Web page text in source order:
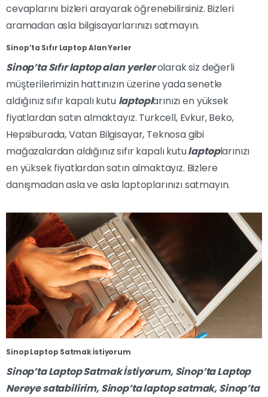
cevaplarını bizleri arayarak öğrenebilirsiniz. Bizleri
aramadan asla bilgisayarlarınızı satmayın.
Sinop’ta Sıfır Laptop Alan Yerler
Sinop’ta Sıfır laptop alan yerlerolarak siz değerli
müşterilerimizin hattınızın üzerine yada senetle
aldığınız sıfır kapalı kutu laptoplarınızı en yüksek
fiyatlardan satın almaktayız. Turkcell, Evkur, Beko,
Hepsiburada, Vatan Bilgisayar, Teknosa gibi
mağazalardan aldığınız sıfır kapalı kutulaptoplarınızı
en yüksek fiyatlardan satın almaktayız. Bizlere
danışmadan asla ve asla laptoplarınızı satmayın.
Sinop Laptop Satmak İstiyorum
Sinop’taLaptop Satmak İstiyorum,Sinop’taLaptop
Nereye satabilirim,Sinop’talaptop satmak,Sinop’ta